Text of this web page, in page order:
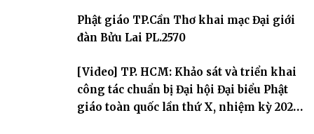
thứ I, thể hiện sự quan tâm đối với công tác truyền giới, đào tạo
Tăng tài và tiếp nối mạng mạch Tăng-g
Phật giáo TP.Cần Thơ khai mạc Đại giới
đàn Bửu Lai PL.2570
[Video] TP. HCM: Khảo sát và triển khai
công tác chuẩn bị Đại hội Đại biểu Phật
giáo toàn quốc lần thứ X, nhiệm kỳ 2026-